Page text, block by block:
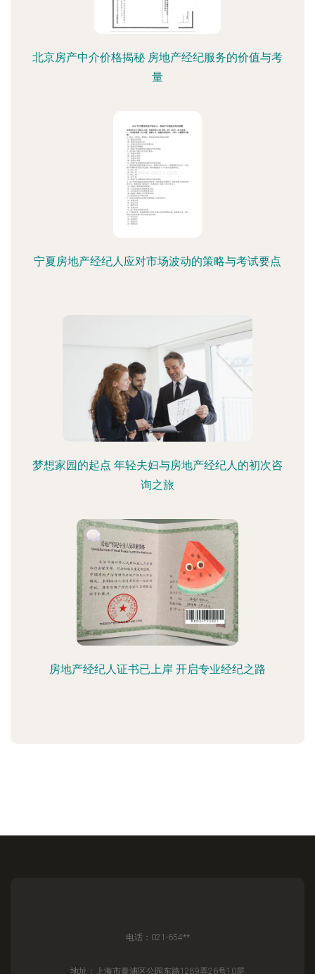
北京房产中介价格揭秘 房地产经纪服务的价值与考
量
宁夏房地产经纪人应对市场波动的策略与考试要点
梦想家园的起点 年轻夫妇与房地产经纪人的初次咨
询之旅
房地产经纪人证书已上岸 开启专业经纪之路
电话：021-654**
地址：上海市青浦区公园东路1289弄26号10层